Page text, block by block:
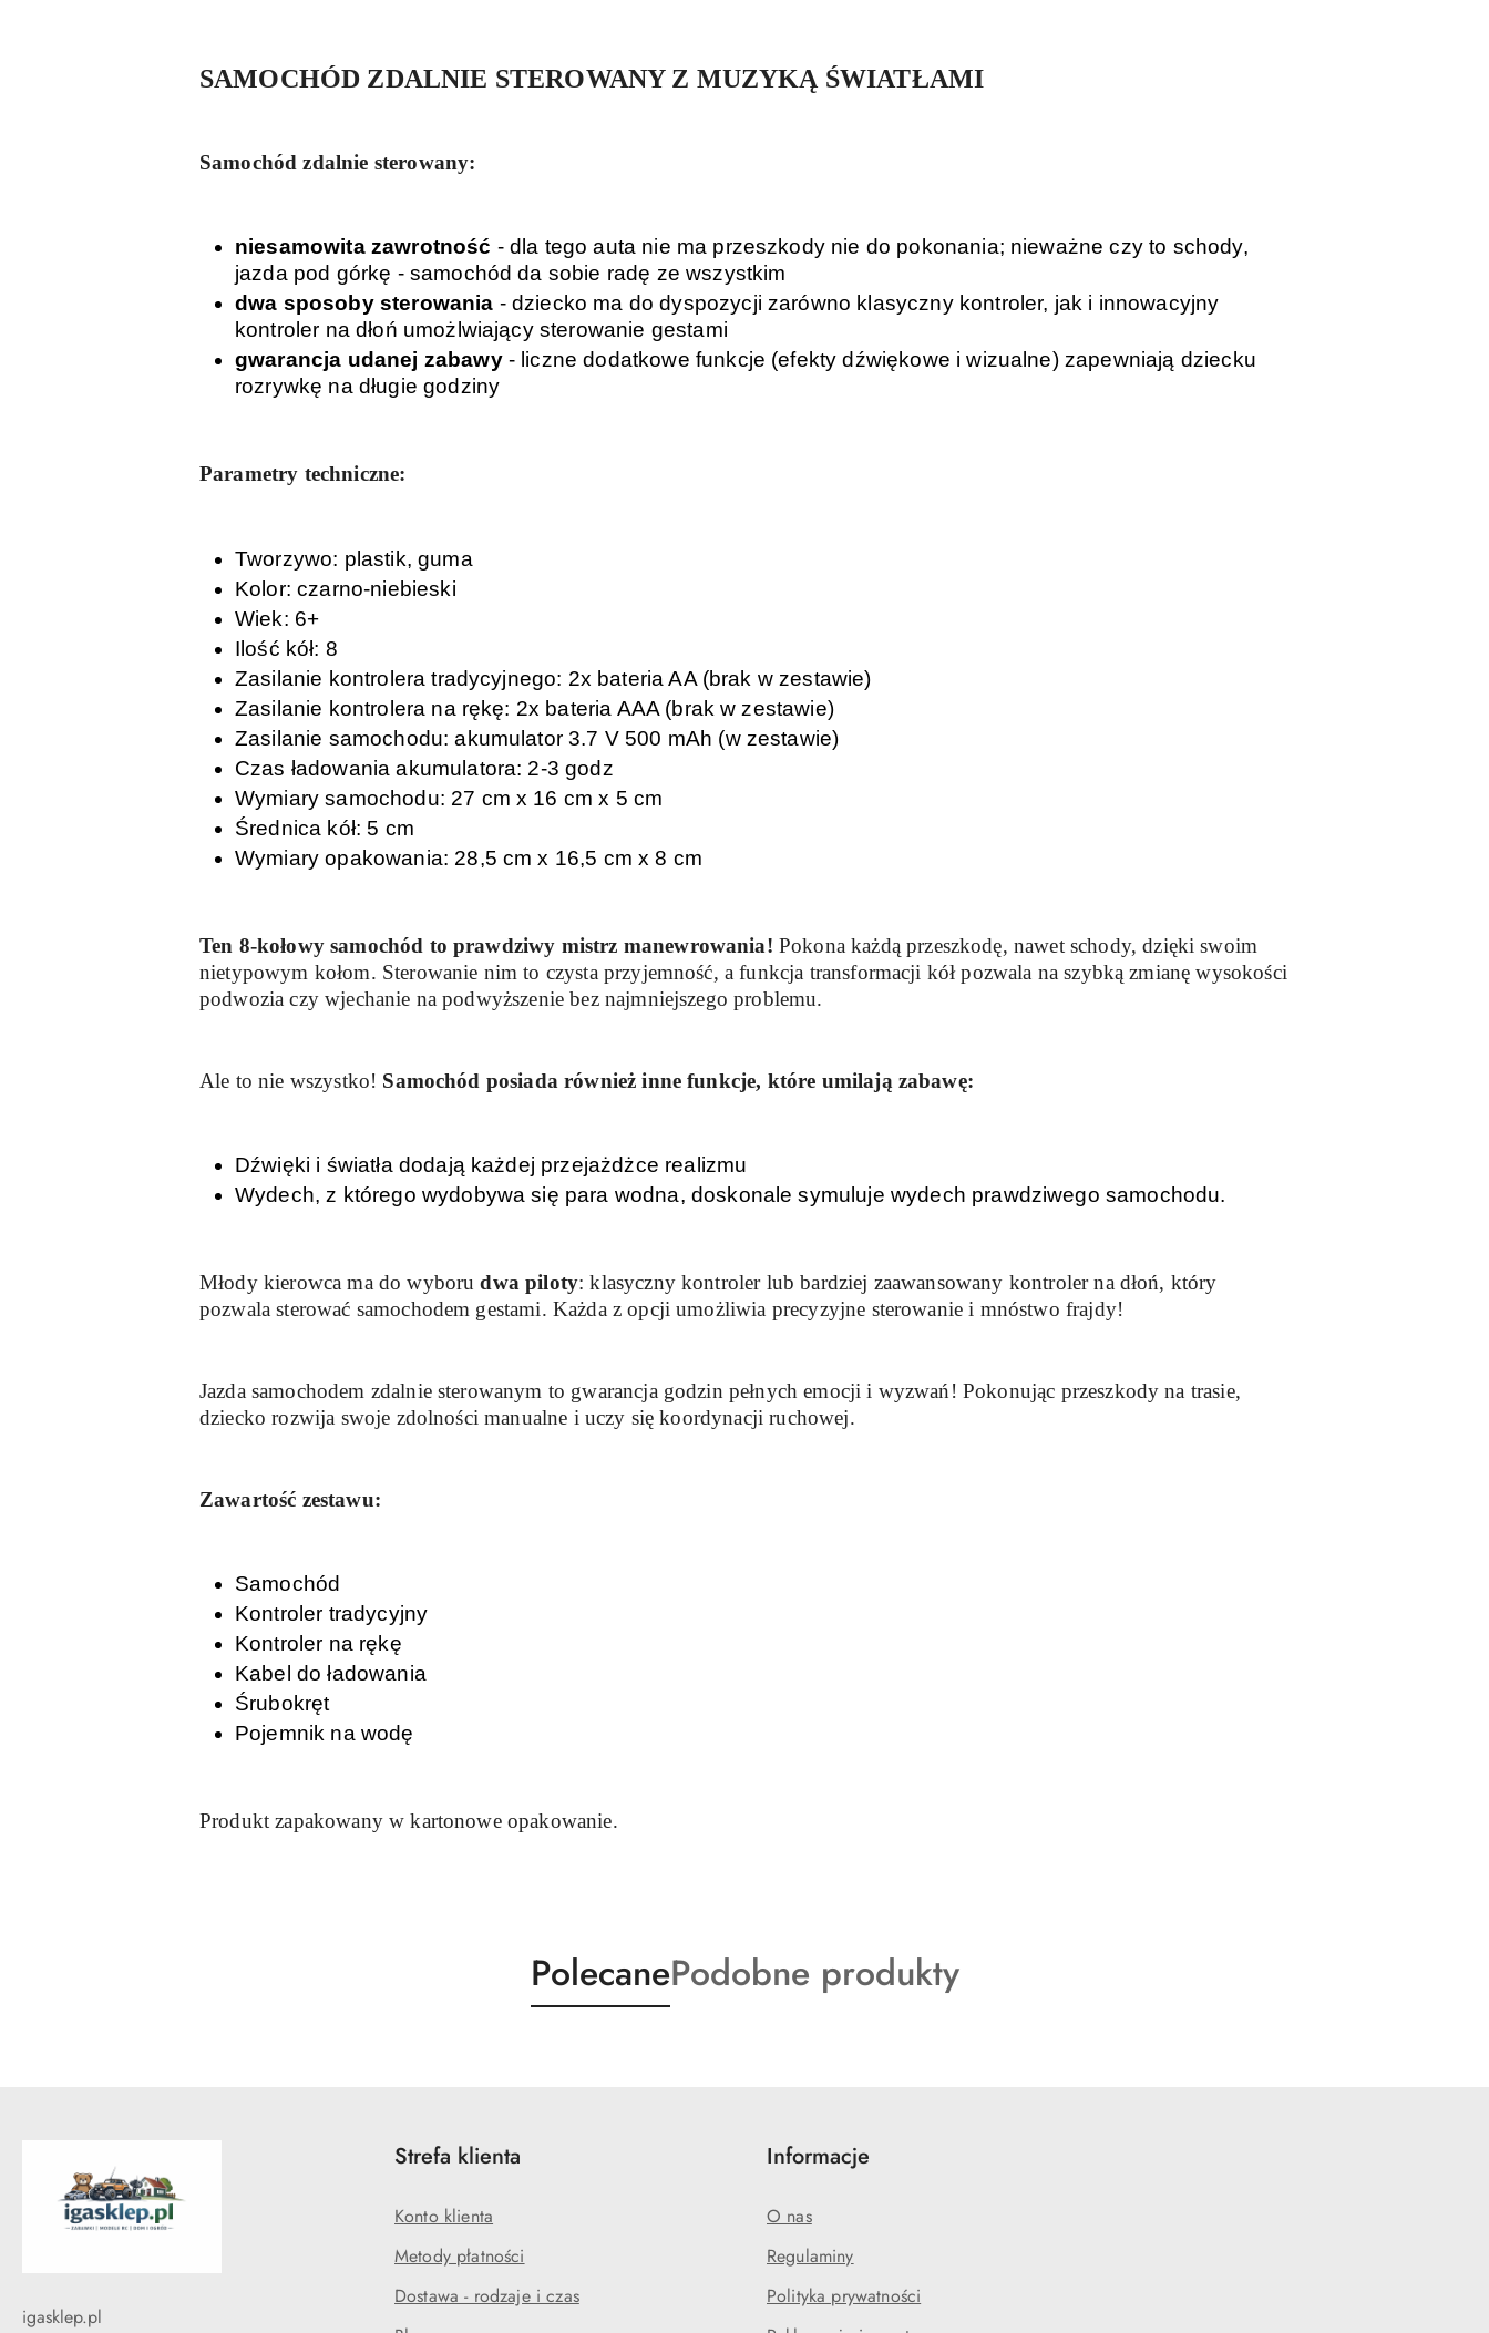
SAMOCHÓD ZDALNIE STEROWANY Z MUZYKĄ ŚWIATŁAMI
Samochód zdalnie sterowany:
niesamowita zawrotność - dla tego auta nie ma przeszkody nie do pokonania; nieważne czy to schody,
jazda pod górkę - samochód da sobie radę ze wszystkim
dwa sposoby sterowania - dziecko ma do dyspozycji zarówno klasyczny kontroler, jak i innowacyjny
kontroler na dłoń umożlwiający sterowanie gestami
gwarancja udanej zabawy- liczne dodatkowe funkcje (efekty dźwiękowe i wizualne) zapewniają dziecku
rozrywkę na długie godziny
Parametry techniczne:
Tworzywo: plastik, guma
Kolor: czarno-niebieski
Wiek: 6+
Ilość kół: 8
Zasilanie kontrolera tradycyjnego: 2x bateria AA (brak w zestawie)
Zasilanie kontrolera na rękę: 2x bateria AAA (brak w zestawie)
Zasilanie samochodu: akumulator 3.7 V 500 mAh (w zestawie)
Czas ładowania akumulatora: 2-3 godz
Wymiary samochodu: 27 cm x 16 cm x 5 cm
Średnica kół: 5 cm
Wymiary opakowania: 28,5 cm x 16,5 cm x 8 cm
Ten 8-kołowy samochód to prawdziwy mistrz manewrowania! Pokona każdą przeszkodę, nawet schody, dzięki swoim
nietypowym kołom. Sterowanie nim to czysta przyjemność, a funkcja transformacji kół pozwala na szybką zmianę wysokości
podwozia czy wjechanie na podwyższenie bez najmniejszego problemu.
Ale to nie wszystko! Samochód posiada również inne funkcje, które umilają zabawę:
Dźwięki i światła dodają każdej przejażdżce realizmu
Wydech, z którego wydobywa się para wodna, doskonale symuluje wydech prawdziwego samochodu.
Młody kierowca ma do wyborudwa piloty: klasyczny kontroler lub bardziej zaawansowany kontroler na dłoń, który
pozwala sterować samochodem gestami. Każda z opcji umożliwia precyzyjne sterowanie i mnóstwo frajdy!
Jazda samochodem zdalnie sterowanym to gwarancja godzin pełnych emocji i wyzwań! Pokonując przeszkody na trasie,
dziecko rozwija swoje zdolności manualne i uczy się koordynacji ruchowej.
Zawartość zestawu:
Samochód
Kontroler tradycyjny
Kontroler na rękę
Kabel do ładowania
Śrubokręt
Pojemnik na wodę
Produkt zapakowany w kartonowe opakowanie.
Produkty
o
PolecaneProdukty
o
Podobne produkty
igasklep.pl
Strefa klienta
Konto klienta
Metody płatności
Dostawa - rodzaje i czas
Informacje
O nas
Regulaminy
Polityka prywatności